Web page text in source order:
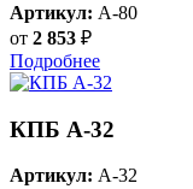
Артикул: A-80
от 2 853 ₽
Подробнее
КПБ A-32
Артикул: A-32